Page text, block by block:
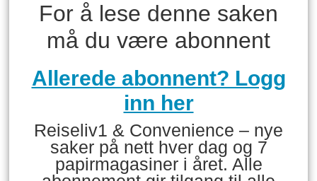
For å lese denne saken
må du være abonnent
Allerede abonnent? Logg
inn her
Reiseliv1 & Convenience – nye
saker på nett hver dag og 7
papirmagasiner i året. Alle